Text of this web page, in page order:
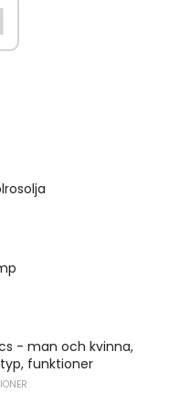
- man och kvinna,
funktioner